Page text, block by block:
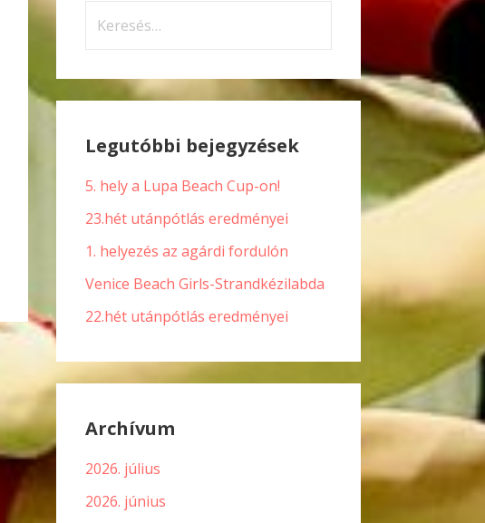
Legutóbbi bejegyzések
5. hely a Lupa Beach Cup-on!
23.hét utánpótlás eredményei
1. helyezés az agárdi fordulón
Venice Beach Girls-Strandkézilabda
22.hét utánpótlás eredményei
Archívum
2026. július
2026. június